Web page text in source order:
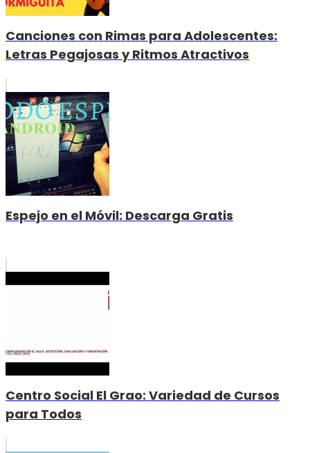
Canciones con Rimas para Adolescentes:
Letras Pegajosas y Ritmos Atractivos
Espejo en el Móvil: Descarga Gratis
Centro Social El Grao: Variedad de Cursos
para Todos